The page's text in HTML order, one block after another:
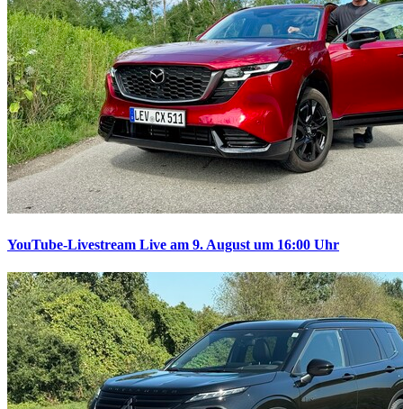
YouTube-Livestream Live am 9. August um 16:00 Uhr